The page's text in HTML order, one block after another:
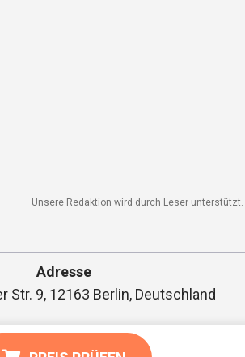
Unsere Redaktion wird durch Leser unterstützt.
Adresse
Str. 9, 12163 Berlin, Deutschland